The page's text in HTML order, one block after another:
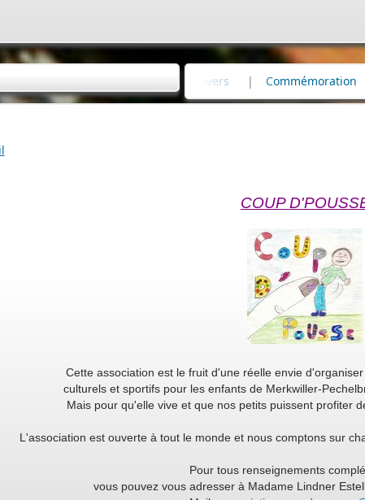
Commémoration | 80e
COUP
Cette association est le fruit d'une réelle envie
culturels et sportifs pour les enfants de Merkwiller-
Mais pour qu'elle vive et que nos petits puissent profiter
L'association est ouverte à tout le monde et nous comptons sur
Pour tous renseignements
vous pouvez vous adresser à Madame Lindner